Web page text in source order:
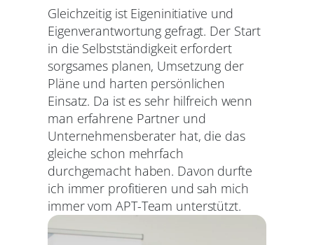
Gleichzeitig ist Eigeninitiative und
Eigenverantwortung gefragt. Der Start
in die Selbstständigkeit erfordert
sorgsames planen, Umsetzung der
Pläne und harten persönlichen
Einsatz. Da ist es sehr hilfreich wenn
man erfahrene Partner und
Unternehmensberater hat, die das
gleiche schon mehrfach
durchgemacht haben. Davon durfte
ich immer profitieren und sah mich
immer vom APT-Team unterstützt.